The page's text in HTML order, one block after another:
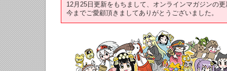
12月25日更新をもちまして、オンラインマガジンの
今までご愛顧頂きましてありがとうございました。